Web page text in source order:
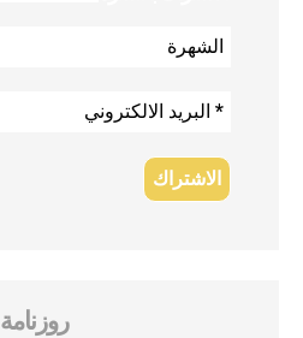
روزنامة